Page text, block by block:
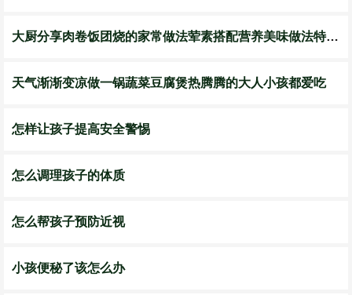
大厨分享肉卷饭团烧的家常做法荤素搭配营养美味做法特简单
天气渐渐变凉做一锅蔬菜豆腐煲热腾腾的大人小孩都爱吃
怎样让孩子提高安全警惕
怎么调理孩子的体质
怎么帮孩子预防近视
小孩便秘了该怎么办